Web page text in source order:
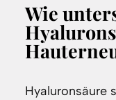
Wie
Hyaluronsäure